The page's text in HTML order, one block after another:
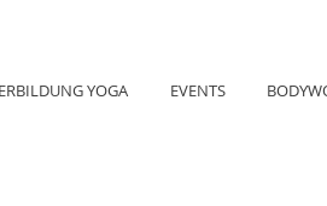
YOGA EVENTS